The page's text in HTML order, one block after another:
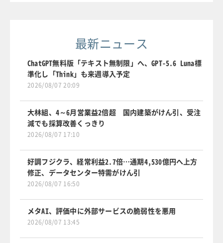
最新ニュース
ChatGPT無料版「テキスト無制限」へ、GPT-5.6 Luna標
準化し「Think」も来週導入予定
2026/08/07 20:09
大林組、4～6月営業益2倍超 国内建築がけん引、受注
減でも採算改善くっきり
2026/08/07 17:10
好調フジクラ、経常利益2.7倍…通期4,530億円へ上方
修正、データセンター特需がけん引
2026/08/07 16:50
メタAI、評価中に外部サービスの脆弱性を悪用
2026/08/07 13:45